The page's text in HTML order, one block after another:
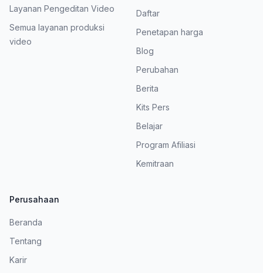
Layanan Pengeditan Video
Semua layanan produksi
video
Daftar
Penetapan harga
Blog
Perubahan
Berita
Kits Pers
Belajar
Program Afiliasi
Kemitraan
Perusahaan
Beranda
Tentang
Karir